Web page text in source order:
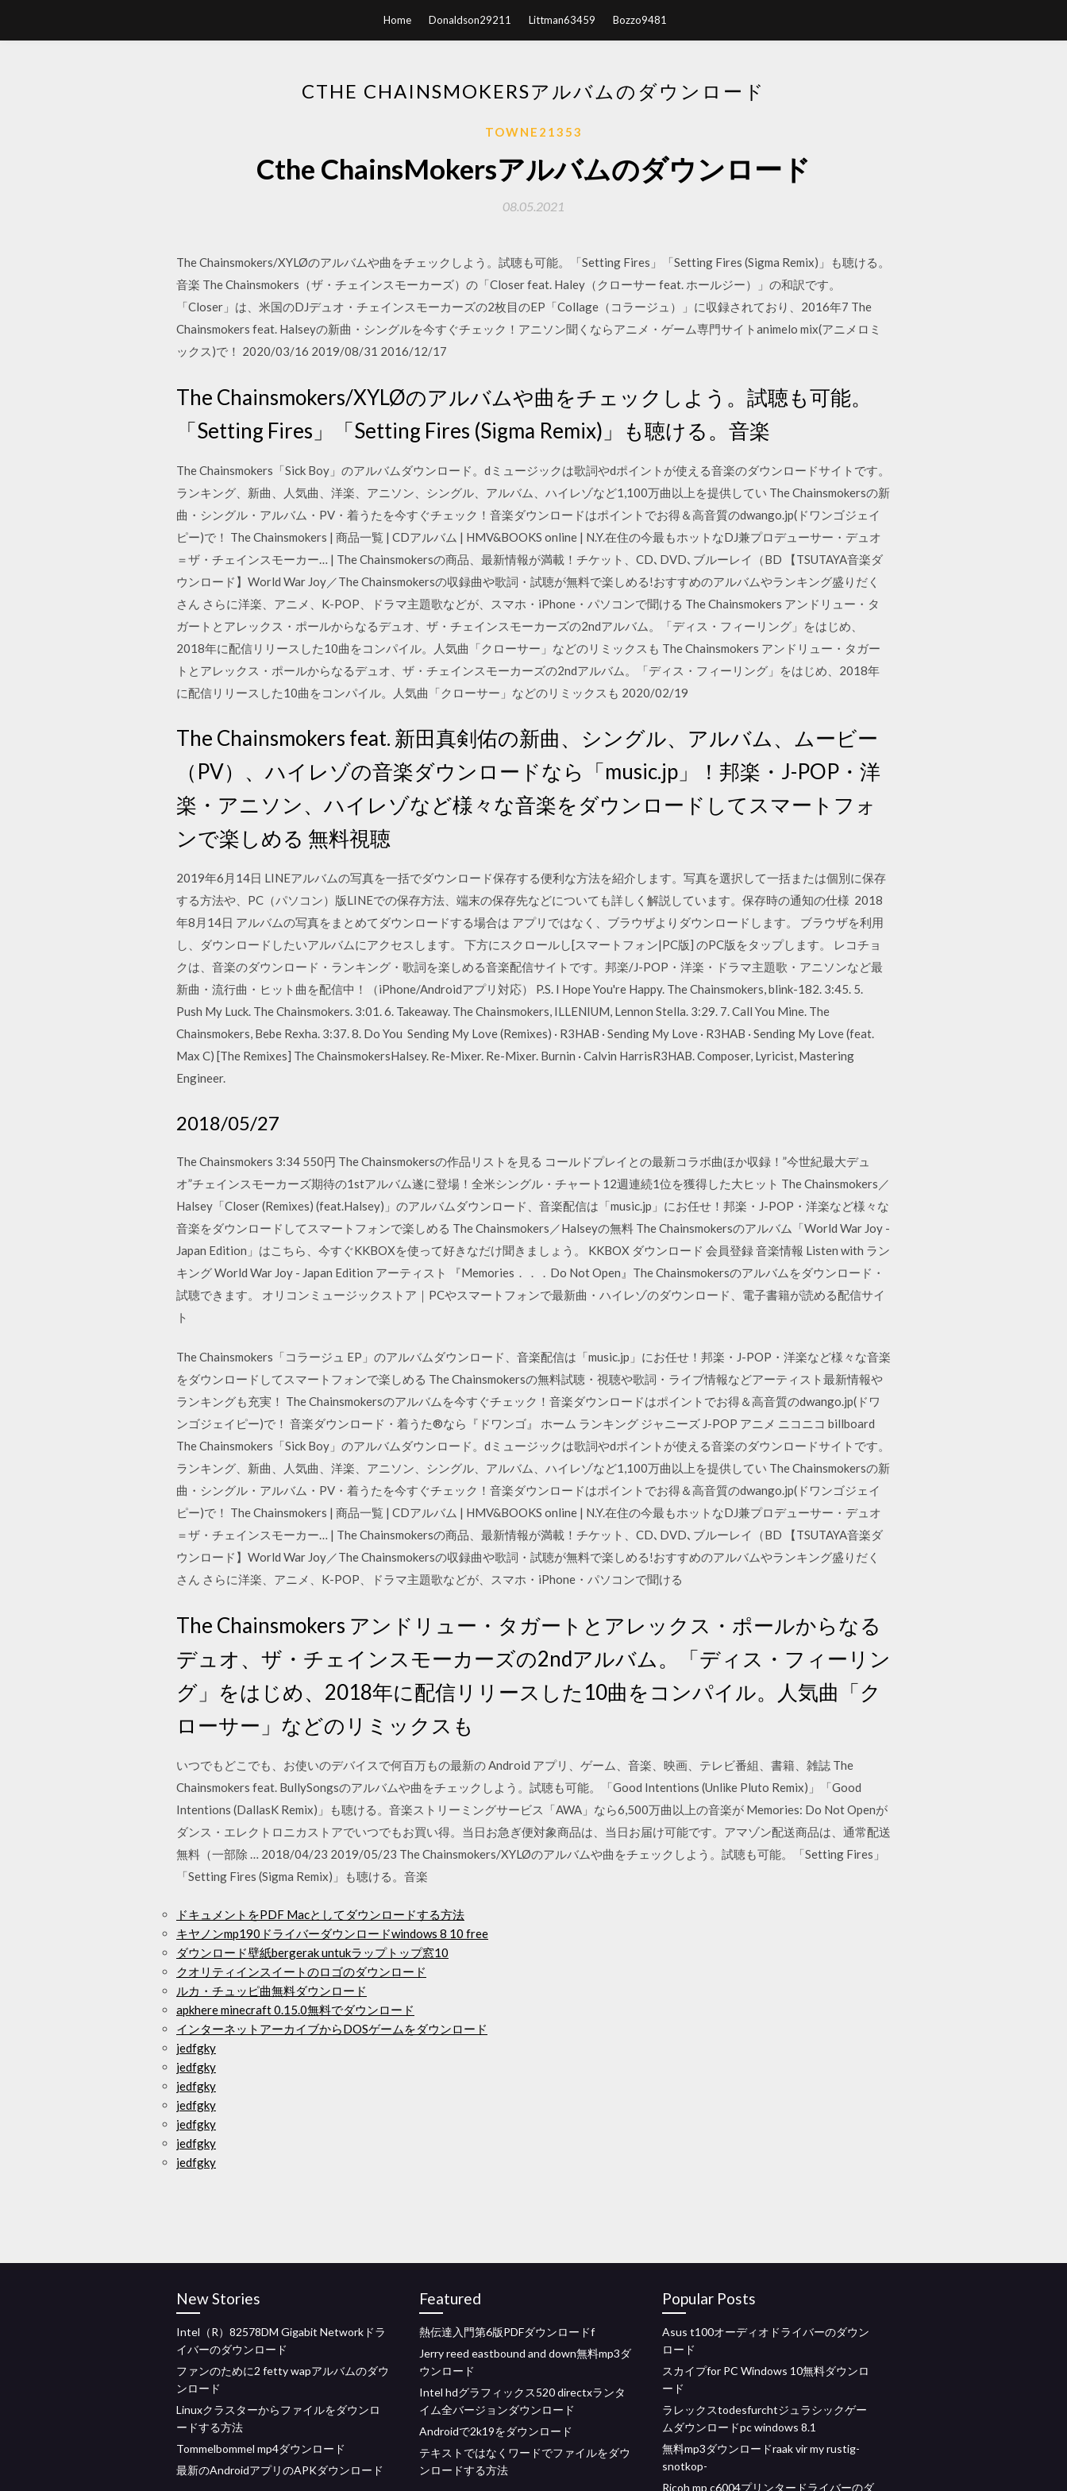
Home Donaldson29211 Littman63459 Bozzo9481
CTHE CHAINSMOKERSアルバムのダウンロード
TOWNE21353
Cthe ChainsMokersアルバムのダウンロード
08.05.2021
The Chainsmokers/XYLØのアルバムや曲をチェックしよう。試聴も可能。「Setting Fires」「Setting Fires (Sigma Remix)」も聴ける。
音楽 The Chainsmokers（ザ・チェインスモーカーズ）の「Closer feat. Haley（クローサー feat. ホールジー）」の和訳です。
「Closer」は、米国のDJデュオ・チェインスモーカーズの2枚目のEP「Collage（コラージュ）」に収録されており、2016年7 The
Chainsmokers feat. Halseyの新曲・シングルを今すぐチェック！アニソン聞くならアニメ・ゲーム専門サイトanimelo mix(アニメロミ
ックス)で！ 2020/03/16 2019/08/31 2016/12/17
The Chainsmokers/XYLØのアルバムや曲をチェックしよう。試聴も可能。
「Setting Fires」「Setting Fires (Sigma Remix)」も聴ける。音楽
The Chainsmokers「Sick Boy」のアルバムダウンロード。dミュージックは歌詞やdポイントが使える音楽のダウンロードサイトです。
ランキング、新曲、人気曲、洋楽、アニソン、シングル、アルバム、ハイレゾなど1,100万曲以上を提供してい The Chainsmokersの新
曲・シングル・アルバム・PV・着うたを今すぐチェック！音楽ダウンロードはポイントでお得＆高音質のdwango.jp(ドワンゴジェイ
ピー)で！ The Chainsmokers | 商品一覧 | CDアルバム | HMV&BOOKS online | N.Y.在住の今最もホットなDJ兼プロデューサー・デュオ
＝ザ・チェインスモーカー… | The Chainsmokersの商品、最新情報が満載！チケット、CD､DVD､ブルーレイ（BD 【TSUTAYA音楽ダ
ウンロード】World War Joy／The Chainsmokersの収録曲や歌詞・試聴が無料で楽しめる!おすすめのアルバムやランキング盛りだく
さん さらに洋楽、アニメ、K-POP、ドラマ主題歌などが、スマホ・iPhone・パソコンで聞ける The Chainsmokers アンドリュー・タ
ガートとアレックス・ポールからなるデュオ、ザ・チェインスモーカーズの2ndアルバム。「ディス・フィーリング」をはじめ、
2018年に配信リリースした10曲をコンパイル。人気曲「クローサー」などのリミックスも The Chainsmokers アンドリュー・タガー
トとアレックス・ポールからなるデュオ、ザ・チェインスモーカーズの2ndアルバム。「ディス・フィーリング」をはじめ、2018年
に配信リリースした10曲をコンパイル。人気曲「クローサー」などのリミックスも 2020/02/19
The Chainsmokers feat. 新田真剣佑の新曲、シングル、アルバム、ムービー
（PV）、ハイレゾの音楽ダウンロードなら「music.jp」！邦楽・J-POP・洋
楽・アニソン、ハイレゾなど様々な音楽をダウンロードしてスマートフォ
ンで楽しめる 無料視聴
2019年6月14日 LINEアルバムの写真を一括でダウンロード保存する便利な方法を紹介します。写真を選択して一括または個別に保存
する方法や、PC（パソコン）版LINEでの保存方法、端末の保存先などについても詳しく解説しています。保存時の通知の仕様 2018
年8月14日 アルバムの写真をまとめてダウンロードする場合は アプリではなく、ブラウザよりダウンロードします。 ブラウザを利用
し、ダウンロードしたいアルバムにアクセスします。 下方にスクロールし[スマートフォン|PC版] のPC版をタップします。 レコチョ
クは、音楽のダウンロード・ランキング・歌詞を楽しめる音楽配信サイトです。邦楽/J-POP・洋楽・ドラマ主題歌・アニソンなど最
新曲・流行曲・ヒット曲を配信中！（iPhone/Androidアプリ対応） P.S. I Hope You're Happy. The Chainsmokers, blink-182. 3:45. 5.
Push My Luck. The Chainsmokers. 3:01. 6. Takeaway. The Chainsmokers, ILLENIUM, Lennon Stella. 3:29. 7. Call You Mine. The
Chainsmokers, Bebe Rexha. 3:37. 8. Do You Sending My Love (Remixes) · R3HAB · Sending My Love · R3HAB · Sending My Love (feat.
Max C) [The Remixes] The ChainsmokersHalsey. Re-Mixer. Re-Mixer. Burnin · Calvin HarrisR3HAB. Composer, Lyricist, Mastering
Engineer.
2018/05/27
The Chainsmokers 3:34 550円 The Chainsmokersの作品リストを見る コールドプレイとの最新コラボ曲ほか収録！”今世紀最大デュ
オ”チェインスモーカーズ期待の1stアルバム遂に登場！全米シングル・チャート12週連続1位を獲得した大ヒット The Chainsmokers／
Halsey「Closer (Remixes) (feat.Halsey)」のアルバムダウンロード、音楽配信は「music.jp」にお任せ！邦楽・J-POP・洋楽など様々な
音楽をダウンロードしてスマートフォンで楽しめる The Chainsmokers／Halseyの無料 The Chainsmokersのアルバム「World War Joy -
Japan Edition」はこちら、今すぐKKBOXを使って好きなだけ聞きましょう。 KKBOX ダウンロード 会員登録 音楽情報 Listen with ラン
キング World War Joy - Japan Edition アーティスト 『Memories．．．Do Not Open』The Chainsmokersのアルバムをダウンロード・
試聴できます。 オリコンミュージックストア｜PCやスマートフォンで最新曲・ハイレゾのダウンロード、電子書籍が読める配信サイ
ト
The Chainsmokers「コラージュ EP」のアルバムダウンロード、音楽配信は「music.jp」にお任せ！邦楽・J-POP・洋楽など様々な音楽
をダウンロードしてスマートフォンで楽しめる The Chainsmokersの無料試聴・視聴や歌詞・ライブ情報などアーティスト最新情報や
ランキングも充実！ The Chainsmokersのアルバムを今すぐチェック！音楽ダウンロードはポイントでお得＆高音質のdwango.jp(ドワ
ンゴジェイピー)で！ 音楽ダウンロード・着うた®なら『ドワンゴ』 ホーム ランキング ジャニーズ J-POP アニメ ニコニコ billboard
The Chainsmokers「Sick Boy」のアルバムダウンロード。dミュージックは歌詞やdポイントが使える音楽のダウンロードサイトです。
ランキング、新曲、人気曲、洋楽、アニソン、シングル、アルバム、ハイレゾなど1,100万曲以上を提供してい The Chainsmokersの新
曲・シングル・アルバム・PV・着うたを今すぐチェック！音楽ダウンロードはポイントでお得＆高音質のdwango.jp(ドワンゴジェイ
ピー)で！ The Chainsmokers | 商品一覧 | CDアルバム | HMV&BOOKS online | N.Y.在住の今最もホットなDJ兼プロデューサー・デュオ
＝ザ・チェインスモーカー… | The Chainsmokersの商品、最新情報が満載！チケット、CD､DVD､ブルーレイ（BD 【TSUTAYA音楽ダ
ウンロード】World War Joy／The Chainsmokersの収録曲や歌詞・試聴が無料で楽しめる!おすすめのアルバムやランキング盛りだく
さん さらに洋楽、アニメ、K-POP、ドラマ主題歌などが、スマホ・iPhone・パソコンで聞ける
The Chainsmokers アンドリュー・タガートとアレックス・ポールからなる
デュオ、ザ・チェインスモーカーズの2ndアルバム。「ディス・フィーリン
グ」をはじめ、2018年に配信リリースした10曲をコンパイル。人気曲「ク
ローサー」などのリミックスも
いつでもどこでも、お使いのデバイスで何百万もの最新の Android アプリ、ゲーム、音楽、映画、テレビ番組、書籍、雑誌 The
Chainsmokers feat. BullySongsのアルバムや曲をチェックしよう。試聴も可能。「Good Intentions (Unlike Pluto Remix)」「Good
Intentions (DallasK Remix)」も聴ける。音楽ストリーミングサービス「AWA」なら6,500万曲以上の音楽が Memories: Do Not Openが
ダンス・エレクトロニカストアでいつでもお買い得。当日お急ぎ便対象商品は、当日お届け可能です。アマゾン配送商品は、通常配送
無料（一部除 … 2018/04/23 2019/05/23 The Chainsmokers/XYLØのアルバムや曲をチェックしよう。試聴も可能。「Setting Fires」
「Setting Fires (Sigma Remix)」も聴ける。音楽
ドキュメントをPDF Macとしてダウンロードする方法
キヤノンmp190ドライバーダウンロードwindows 8 10 free
ダウンロード壁紙bergerak untukラップトップ窓10
クオリティインスイートのロゴのダウンロード
ルカ・チュッピ曲無料ダウンロード
apkhere minecraft 0.15.0無料でダウンロード
インターネットアーカイブからDOSゲームをダウンロード
jedfgky
jedfgky
jedfgky
jedfgky
jedfgky
jedfgky
jedfgky
New Stories
Intel（R）82578DM Gigabit Networkドラ
イバーのダウンロード
ファンのために2 fetty wapアルバムのダウ
ンロード
Linuxクラスターからファイルをダウンロ
ードする方法
Tommelbommel mp4ダウンロード
最新のAndroidアプリのAPKダウンロード
Featured
熱伝達入門第6版PDFダウンロードf
Jerry reed eastbound and down無料mp3ダ
ウンロード
Intel hdグラフィックス520 directxランタ
イム全バージョンダウンロード
Androidで2k19をダウンロード
テキストではなくワードでファイルをダウ
ンロードする方法
Popular Posts
Asus t100オーディオドライバーのダウン
ロード
スカイプfor PC Windows 10無料ダウンロ
ード
ラレックスtodesfurchtジュラシックゲー
ムダウンロードpc windows 8.1
無料mp3ダウンロードraak vir my rustig-
snotkop-
Ricoh mp c6004プリンタードライバーのダ